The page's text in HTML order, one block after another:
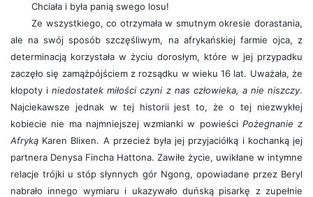
Chciała i była panią swego losu!
Ze wszystkiego, co otrzymała w smutnym okresie dorastania,
ale na swój sposób szczęśliwym, na afrykańskiej farmie ojca, z
determinacją korzystała w życiu dorosłym, które w jej przypadku
zaczęło się zamążpójściem z rozsądku w wieku 16 lat. Uważała, że
kłopoty iniedostatek miłości czyni z nas człowieka, a nie niszczy.
Najciekawsze jednak w tej historii jest to, że o tej niezwykłej
kobiecie nie ma najmniejszej wzmianki w powieści Pożegnanie z
Afryką Karen Blixen. A przecież była jej przyjaciółką i kochanką jej
partnera Denysa Fincha Hattona. Zawiłe życie, uwikłane w intymne
relacje trójki u stóp słynnych gór Ngong, opowiadane przez Beryl
nabrało innego wymiaru i ukazywało duńską pisarkę z zupełnie